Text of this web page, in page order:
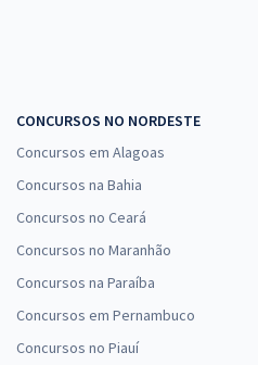
CONCURSOS NO NORDESTE
Concursos em Alagoas
Concursos na Bahia
Concursos no Ceará
Concursos no Maranhão
Concursos na Paraíba
Concursos em Pernambuco
Concursos no Piauí